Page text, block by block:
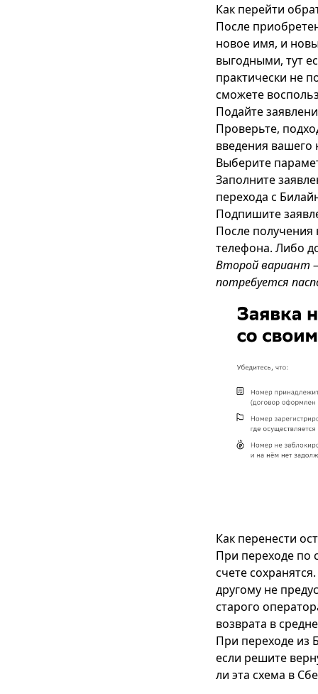
Как перейти
После
новое имя, и
выгодными, тут
практически не
сможете
Подайте
Проверьте,
введения вашего
Выберите
Заполните
перехода с
Подпишите
После
телефона. Либо
Второй вариант
потребуется
Как перенести
При переходе по
счете
другому не
старого
возврата в
При переходе из
если решите
ли эта схема в